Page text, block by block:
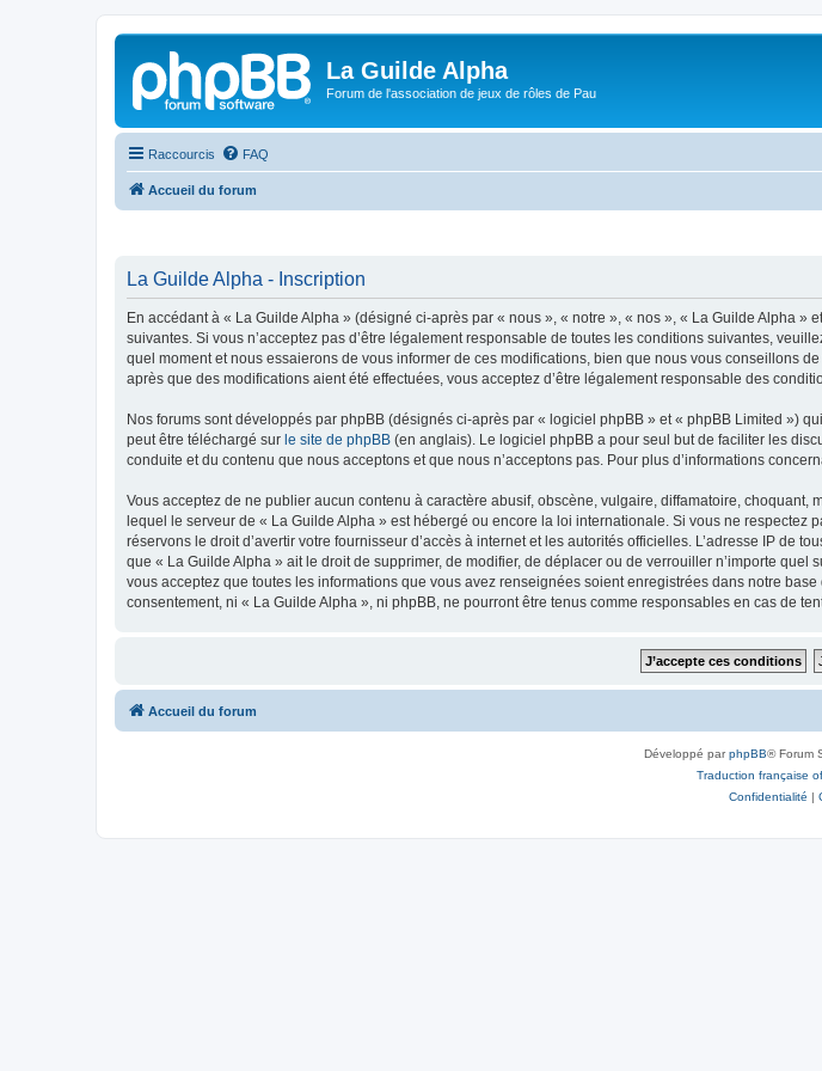
La Guilde Alpha
Forum de l'association de jeux de rôles de Pau
Raccourcis FAQ
Accueil du forum
La Guilde Alpha - Inscription
En accédant à « La Guilde Alpha » (désigné ci-après par « nous », « notre », « nos », « La Guilde Alpha
suivantes. Si vous n’acceptez pas d’être légalement responsable de toutes les conditions suivantes,
quel moment et nous essaierons de vous informer de ces modifications, bien que nous vous conseillons
après que des modifications aient été effectuées, vous acceptez d’être légalement responsable des
Nos forums sont développés par phpBB (désignés ci-après par « logiciel phpBB » et « phpBB Limited »)
peut être téléchargé sur le site de phpBB (en anglais). Le logiciel phpBB a pour seul but de faciliter les
conduite et du contenu que nous acceptons et que nous n’acceptons pas. Pour plus d’informations
Vous acceptez de ne publier aucun contenu à caractère abusif, obscène, vulgaire, diffamatoire,
lequel le serveur de « La Guilde Alpha » est hébergé ou encore la loi internationale. Si vous ne
réservons le droit d’avertir votre fournisseur d’accès à internet et les autorités officielles. L’adresse IP de
que « La Guilde Alpha » ait le droit de supprimer, de modifier, de déplacer ou de verrouiller n’importe
vous acceptez que toutes les informations que vous avez renseignées soient enregistrées dans notre
consentement, ni « La Guilde Alpha », ni phpBB, ne pourront être tenus comme responsables en cas de
Accueil du forum
Développé parphpBB® Forum
Traduction française
Confidentialité |